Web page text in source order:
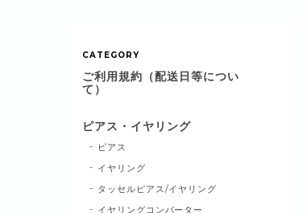
CATEGORY
ご利用規約（配送日等につい
て）
ピアス・イヤリング
ピアス
イヤリング
タッセルピアス/イヤリング
イヤリングコンバーター